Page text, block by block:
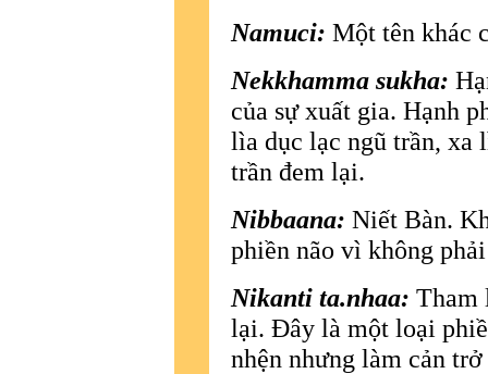
Namuci: Một tên khác
Nekkhamma sukha:
của sự xuất gia. Hạnh
lìa dục lạc ngũ trần, xa
trần đem lại.
Nibbaana: Niết Bàn.
phiền não vì không
Nikanti ta.nhaa: Tham
lại. Ðây là một loại
nhện nhưng làm cản